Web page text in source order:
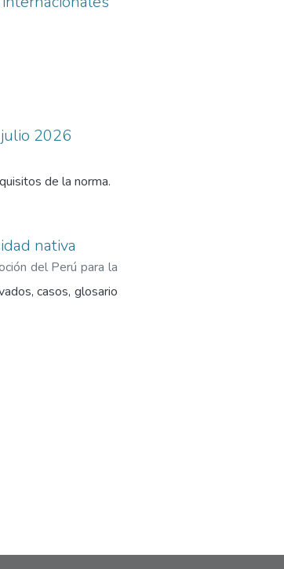
2026
de la norma.
nativa
del Perú para la
casos, glosario